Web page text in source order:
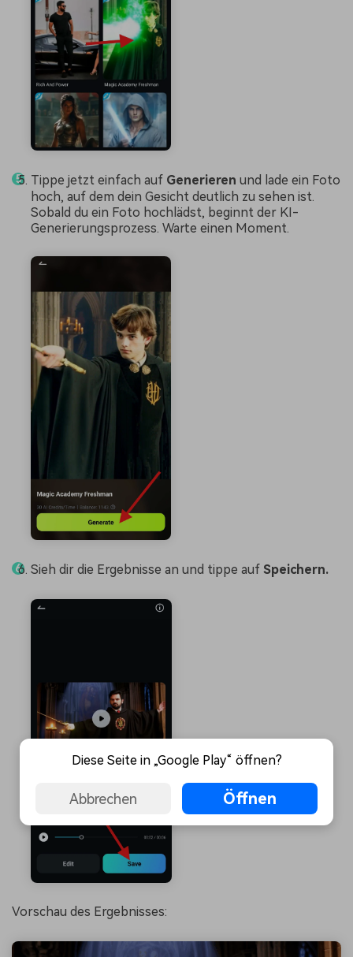
Tippe jetzt einfach auf Generieren und lade ein Foto
hoch, auf dem dein Gesicht deutlich zu sehen ist.
Sobald du ein Foto hochlädst, beginnt der KI-
Generierungsprozess. Warte einen Moment.
Sieh dir die Ergebnisse an und tippe auf Speichern.
Vorschau des Ergebnisses:
Diese Seite in „Google Play“ öffnen?
Abbrechen Öffnen